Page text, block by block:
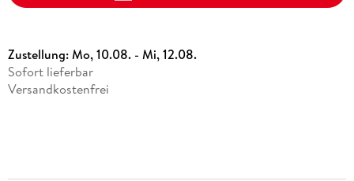
Zustellung:Mo, 10.08. - Mi, 12.08.
Sofort lieferbar
Versandkostenfrei